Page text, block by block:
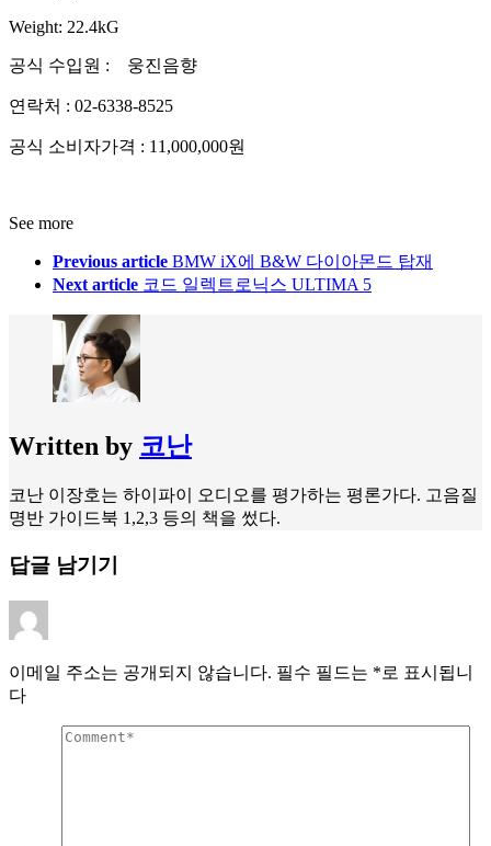
Weight: 22.4kG
공식 수입원 : 웅진음향
연락처 : 02-6338-8525
공식 소비자가격 : 11,000,000원
See more
Previous article BMW iX에 B&W 다이아몬드 탑재
Next article 코드 일렉트로닉스 ULTIMA 5
Written by 코난
코난 이장호는 하이파이 오디오를 평가하는 평론가다. 고음질
명반 가이드북 1,2,3 등의 책을 썼다.
답글 남기기
이메일 주소는 공개되지 않습니다. 필수 필드는 *로 표시됩니
다